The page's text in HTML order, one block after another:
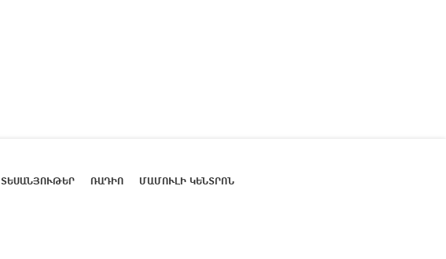
ՏԵՍԱՆՅՈՒԹԵՐ ՌԱԴԻՈ ՄԱՄՈՒԼԻ ԿԵՆՏՐՈՆ